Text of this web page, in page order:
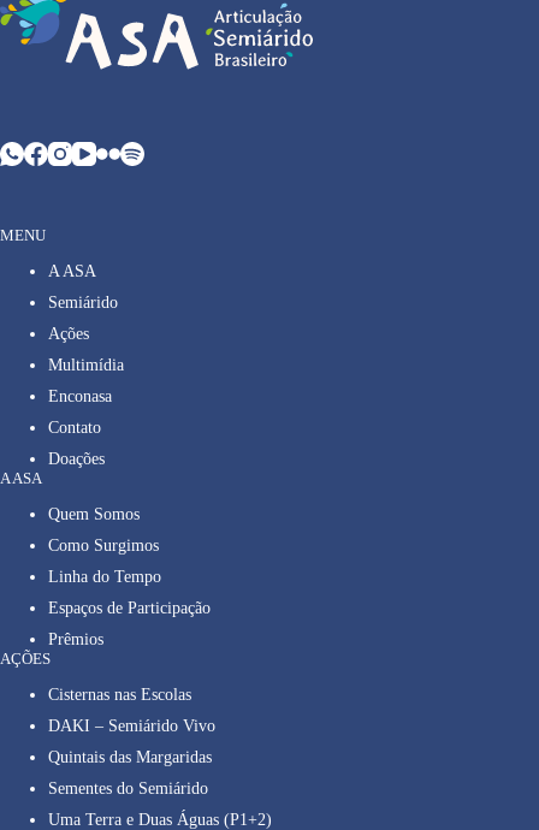
MENU
A ASA
Semiárido
Ações
Multimídia
Enconasa
Contato
Doações
A ASA
Quem Somos
Como Surgimos
Linha do Tempo
Espaços de Participação
Prêmios
AÇÕES
Cisternas nas Escolas
DAKI – Semiárido Vivo
Quintais das Margaridas
Sementes do Semiárido
Uma Terra e Duas Águas (P1+2)